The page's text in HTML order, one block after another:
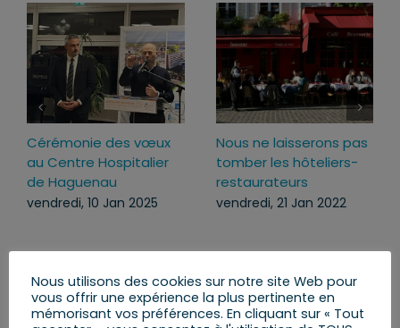
Cérémonie des vœux
au Centre Hospitalier
de Haguenau
vendredi, 10 Jan 2025
Nous ne laisserons pas
tomber les hôteliers-
restaurateurs
vendredi, 21 Jan 2022
Rechercher:
Nous utilisons des cookies sur notre site Web pour
vous offrir une expérience la plus pertinente en
mémorisant vos préférences. En cliquant sur « Tout